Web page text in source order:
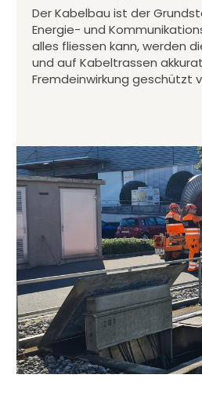
Der Kabelbau ist der
Energie- und
alles fliessen kann, werden
und auf Kabeltrassen
Fremdeinwirkung geschützt